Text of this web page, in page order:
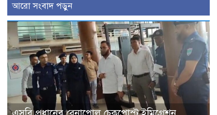
আরো সংবাদ পড়ুন